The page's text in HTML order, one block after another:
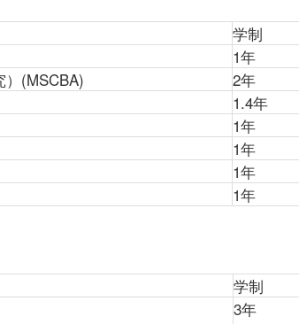
学制
1年
(MSCBA)
2年
1.4年
1年
1年
1年
1年
学制
3年